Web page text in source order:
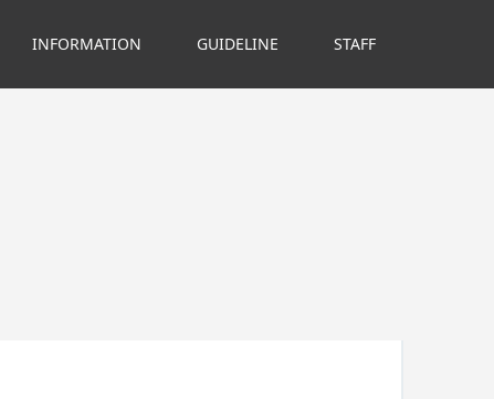
INFORMATION GUIDELINE STAFF